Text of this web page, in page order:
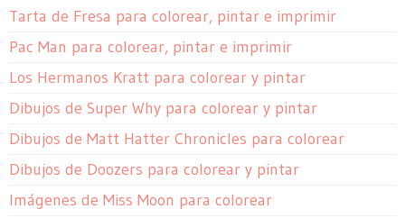
Tarta de Fresa para colorear, pintar e imprimir
Pac Man para colorear, pintar e imprimir
Los Hermanos Kratt para colorear y pintar
Dibujos de Super Why para colorear y pintar
Dibujos de Matt Hatter Chronicles para colorear
Dibujos de Doozers para colorear y pintar
Imágenes de Miss Moon para colorear